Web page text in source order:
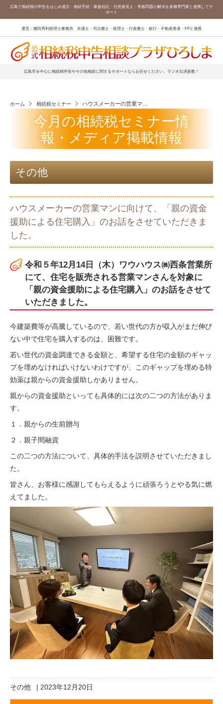
広島で相続税の申告をはじめ遺言・相続手続・家族信託・任意後見人・争族問題の解決を各種専門家と連携してサ
ポート
運営：棚田秀利税理士事務所 弁護士・司法書士・税理士・行政書士・銀行・不動産業者・FPと連携
広島市を中心に相続税申告やその他相続に関するサポートならお任せください。ラジオ出演多数！
ホーム 相続税セミナー ハウスメーカーの営業マンに向けて、「親の資金援助に
今月の相続税セミナー情
報・メディア掲載情報
その他
ハウスメーカーの営業マンに向けて、「親の資金
援助による住宅購入」のお話をさせていただきま
した。
令和５年12月14日（木）ワウハウス㈱西条営業所
にて、住宅を販売される営業マンさんを対象に
「親の資金援助による住宅購入」のお話をさせて
いただきました。
今建築費等が高騰しているので、若い世代の方が収入がまだ伸び
ない中で住宅を購入するのは、困難です。
若い世代の資金調達できる金額と、希望する住宅の金額のギャッ
プを埋めなければいけないわけですが、このギャップを埋める特
効薬は親からの資金援助しかありません。
親からの資金援助といっても具体的には次の二つの方法がありま
す。
１．親からの生前贈与
２．親子間融資
この二つの方法について、具体的手法を説明させていただきまし
た。
皆さん、お客様に感謝してもらえるように頑張ろうとやる気に燃
えてました。
その他 | 2023年12月20日